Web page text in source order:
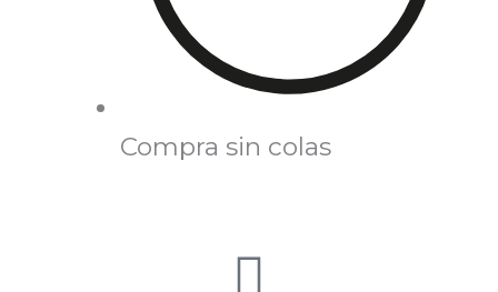
Compra sin colas